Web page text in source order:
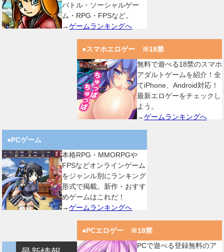
バトル・ソーシャルゲー
ム・RPG・FPSなど。
→ゲームランキングへ
●スマホエロゲー ※18禁
無料で遊べる18禁のスマホ
アダルトゲームを紹介！全
てiPhone、Android対応！
最新エロゲーをチェックし
よう。
→ゲームランキングへ
●PCゲーム
本格RPG・MMORPGや
FPSなどオンラインゲーム
をジャンル別にランキング
形式で掲載。新作・おすす
めゲームはこれだ！
→ゲームランキングへ
●PCエロゲー ※18禁
PCで遊べる登録無料のア